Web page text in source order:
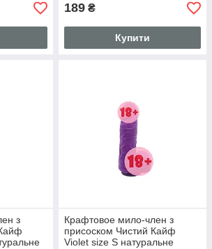
189 ₴
Купити
з
Крафтовое мило-член з
присоском Чистий Кайф
Violet size S натуральне